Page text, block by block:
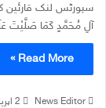
سپورٹس لنک قارئین
آلِ مُحَمَّدٍ كَمَا صَلَّيْتَ
Read More »
News Editor 2 اپریل, 2026